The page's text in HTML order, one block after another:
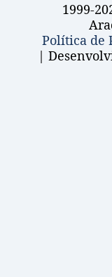
1999-
Política de
|